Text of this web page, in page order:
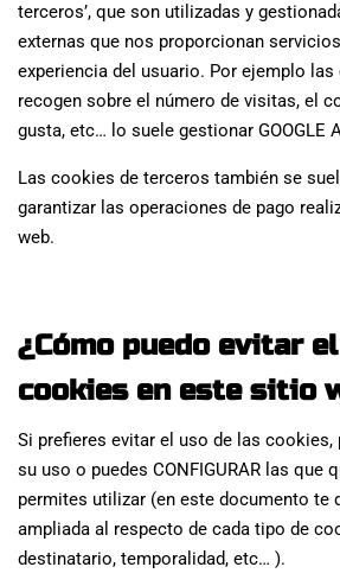
terceros’, que son utilizadas y
externas que nos proporcionan
experiencia del usuario. Por ejemplo
recogen sobre el número de visitas, el
gusta, etc… lo suele gestionar GOOGLE
Las cookies de terceros también se
garantizar las operaciones de pago
web.
¿Cómo puedo evitar
cookies en este sitio
Si prefieres evitar el uso de las cookies,
su uso o puedes CONFIGURAR las que
permites utilizar (en este documento te
ampliada al respecto de cada tipo de
destinatario, temporalidad, etc… ).